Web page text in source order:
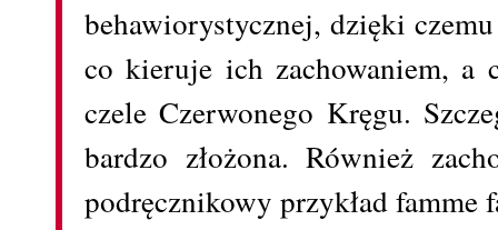
behawiorystycznej, dzięki
co kieruje ich zachowaniem,
czele Czerwonego Kręgu.
bardzo złożona. Również
podręcznikowy przykład famme